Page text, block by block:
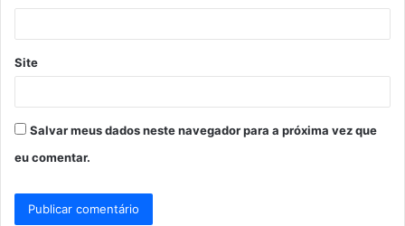
*
Site
Salvar meus dados neste navegador para a próxima vez que
eu comentar.